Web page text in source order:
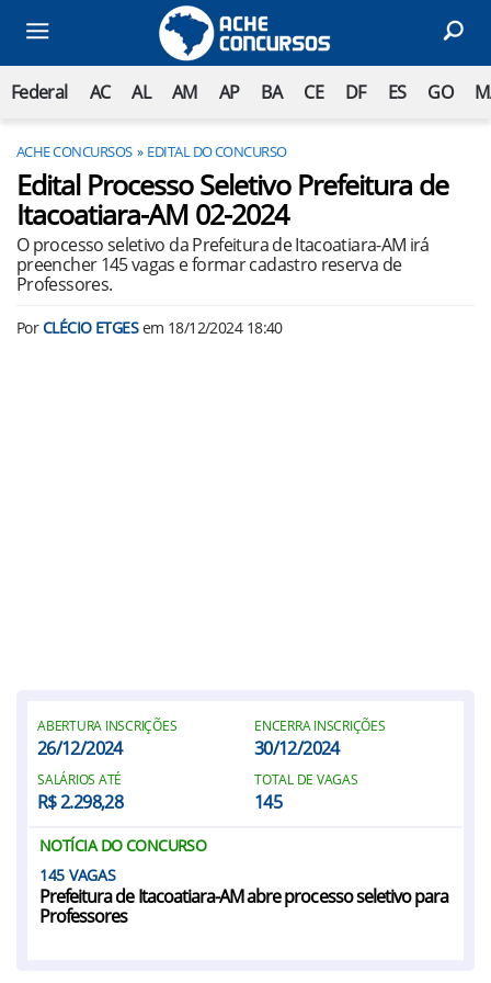
Federal AC AL AM AP BA CE DF ES GO
ACHE CONCURSOS EDITAL DO CONCURSO
Edital Processo Seletivo Prefeitura de
Itacoatiara-AM 02-2024
O processo seletivo da Prefeitura de Itacoatiara-AM irá
preencher 145 vagas e formar cadastro reserva de
Professores.
PorCLÉCIO ETGESem 18/12/2024 18:40
ABERTURA INSCRIÇÕES
26/12/2024
ENCERRA INSCRIÇÕES
30/12/2024
SALÁRIOS ATÉ
R$ 2.298,28
TOTAL DE VAGAS
145
NOTÍCIA DO CONCURSO
145
Prefeitura de Itacoatiara-AM abre processo seletivo para
Professores